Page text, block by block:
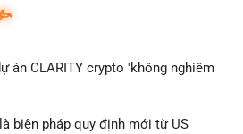
án CLARITY crypto 'không nghiêm
biện pháp quy định mới từ US